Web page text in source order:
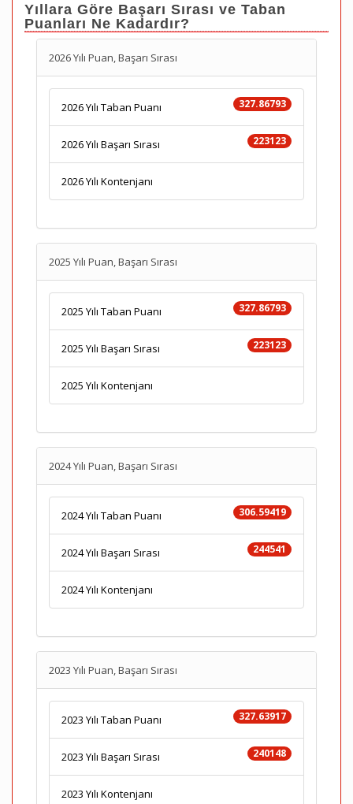
Yıllara Göre Başarı Sırası ve Taban
Puanları Ne Kadardır?
2026 Yılı Puan, Başarı Sırası
327.86793
2026 Yılı Taban Puanı
223123
2026 Yılı Başarı Sırası
2026 Yılı Kontenjanı
2025 Yılı Puan, Başarı Sırası
327.86793
2025 Yılı Taban Puanı
223123
2025 Yılı Başarı Sırası
2025 Yılı Kontenjanı
2024 Yılı Puan, Başarı Sırası
306.59419
2024 Yılı Taban Puanı
244541
2024 Yılı Başarı Sırası
2024 Yılı Kontenjanı
2023 Yılı Puan, Başarı Sırası
327.63917
2023 Yılı Taban Puanı
240148
2023 Yılı Başarı Sırası
2023 Yılı Kontenjanı